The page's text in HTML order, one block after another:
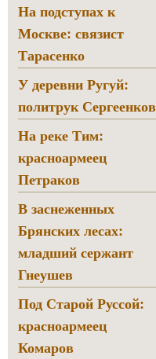
На подступах к
Москве: связист
Тарасенко
У деревни Ругуй:
политрук Сергеенков
На реке Тим:
красноармеец
Петраков
В заснеженных
Брянских лесах:
младший сержант
Гнеушев
Под Старой Руссой:
красноармеец
Комаров